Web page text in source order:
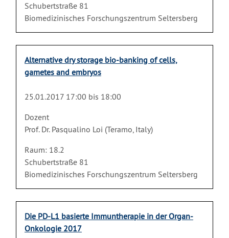
Schubertstraße 81
Biomedizinisches Forschungszentrum Seltersberg
Alternative dry storage bio-banking of cells,
gametes and embryos
25.01.2017 17:00 bis 18:00
Dozent
Prof. Dr. Pasqualino Loi (Teramo, Italy)
Raum: 18.2
Schubertstraße 81
Biomedizinisches Forschungszentrum Seltersberg
Die PD-L1 basierte Immuntherapie in der Organ-
Onkologie 2017